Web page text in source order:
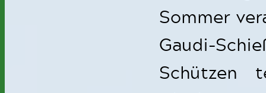
Sommer
Gaudi-
Schützen